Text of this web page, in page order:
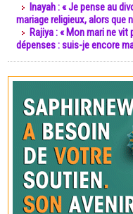
Inayah : « Je pense au
mariage religieux, alors que
Rajiya : « Mon mari ne
dépenses : suis-je encore